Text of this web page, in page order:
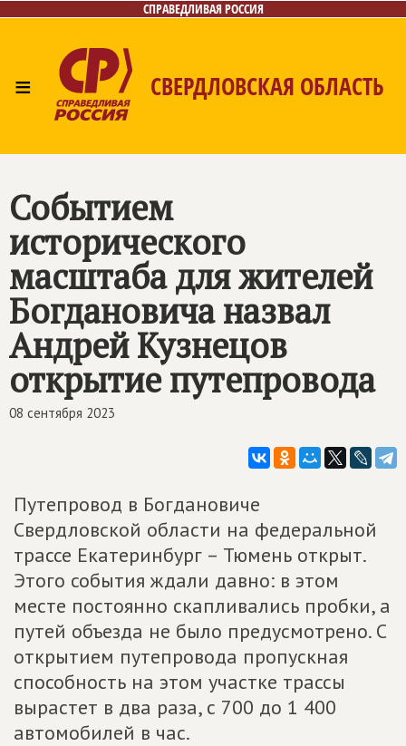
СПРАВЕДЛИВАЯ РОССИЯ
≡ СВЕРДЛОВСКАЯ ОБЛАСТЬ
Событием
исторического
масштаба для жителей
Богдановича назвал
Андрей Кузнецов
открытие путепровода
08 сентября 2023
Путепровод в Богдановиче
Свердловской области на федеральной
трассе Екатеринбург – Тюмень открыт.
Этого события ждали давно: в этом
месте постоянно скапливались пробки, а
путей объезда не было предусмотрено. С
открытием путепровода пропускная
способность на этом участке трассы
вырастет в два раза, с 700 до 1 400
автомобилей в час.